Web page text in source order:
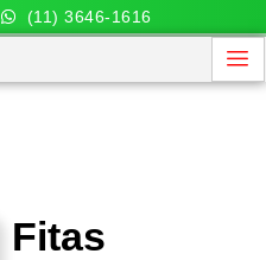
(11) 3646-1616
Fitas